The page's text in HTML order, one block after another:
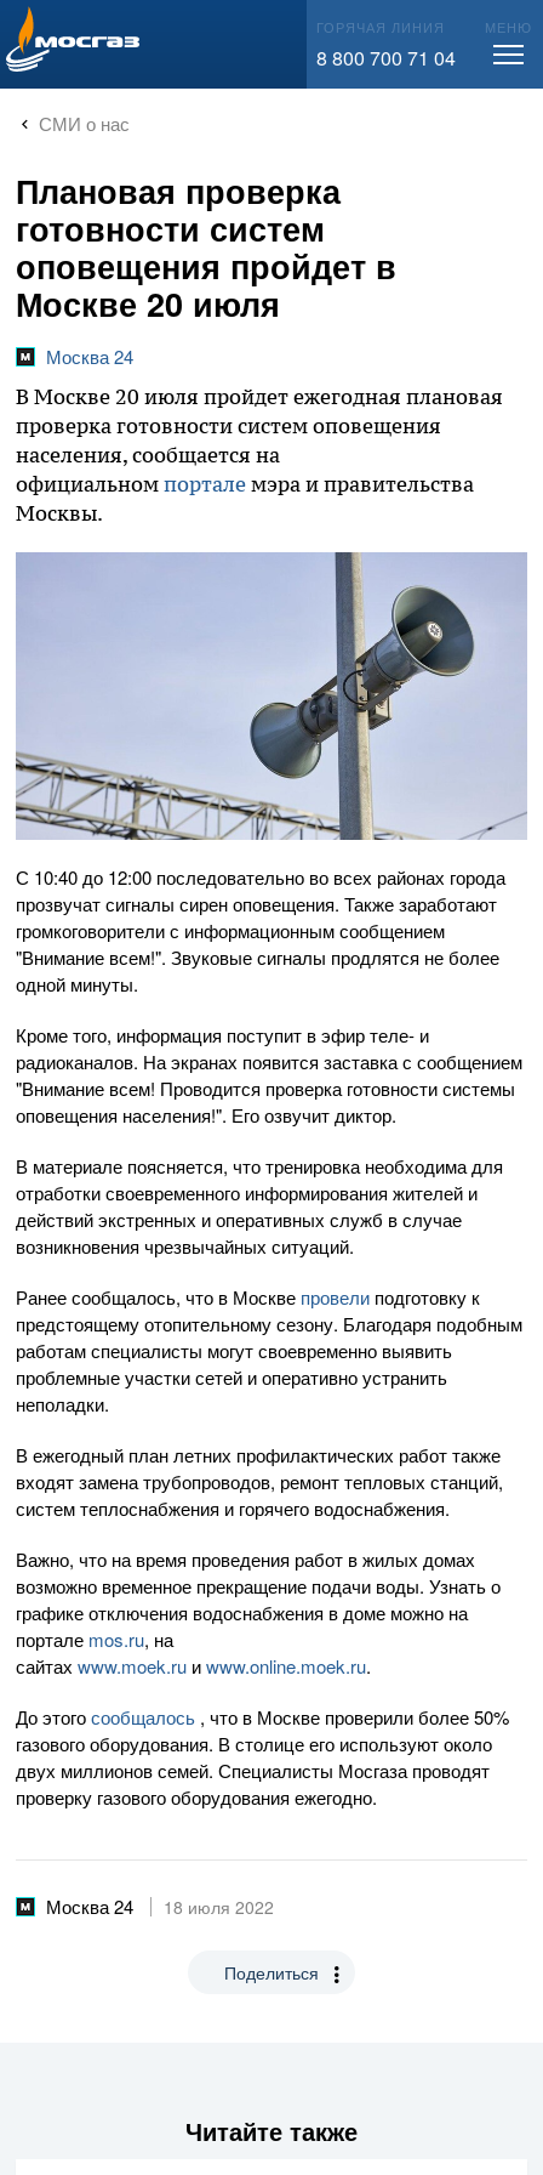
info@mos-gaz.ru ГОРЯЧАЯ ЛИНИЯ
8 800 700 71 04
МЕНЮ
СМИ о нас
Плановая проверка
готовности систем
оповещения пройдет в
Москве 20 июля
Москва 24
В Москве 20 июля пройдет ежегодная плановая
проверка готовности систем оповещения
населения, сообщается на
официальном портале мэра и правительства
Москвы.
С 10:40 до 12:00 последовательно во всех районах города
прозвучат сигналы сирен оповещения. Также заработают
громкоговорители с информационным сообщением
"Внимание всем!". Звуковые сигналы продлятся не более
одной минуты.
Кроме того, информация поступит в эфир теле- и
радиоканалов. На экранах появится заставка с сообщением
"Внимание всем! Проводится проверка готовности системы
оповещения населения!". Его озвучит диктор.
В материале поясняется, что тренировка необходима для
отработки своевременного информирования жителей и
действий экстренных и оперативных служб в случае
возникновения чрезвычайных ситуаций.
Ранее сообщалось, что в Москве провели подготовку к
предстоящему отопительному сезону. Благодаря подобным
работам специалисты могут своевременно выявить
проблемные участки сетей и оперативно устранить
неполадки.
В ежегодный план летних профилактических работ также
входят замена трубопроводов, ремонт тепловых станций,
систем теплоснабжения и горячего водоснабжения.
Важно, что на время проведения работ в жилых домах
возможно временное прекращение подачи воды. Узнать о
графике отключения водоснабжения в доме можно на
портале mos.ru, на
сайтах www.moek.ru иwww.online.moek.ru.
До этогосообщалось , что в Москве проверили более 50%
газового оборудования. В столице его используют около
двух миллионов семей. Специалисты Мосгаза проводят
проверку газового оборудования ежегодно.
Москва 24 18 июля 2022
Поделиться
Читайте также